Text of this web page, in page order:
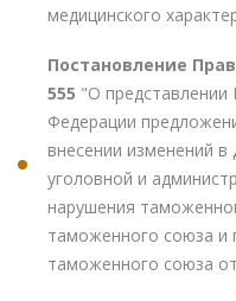
медицинского
Постановление
555 "О представлении
Федерации
внесении изменений
уголовной и
нарушения
таможенного союза и
таможенного союза